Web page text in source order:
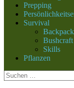
Prepping
Survival
Bushcraft
Skills
Pflanzen
Suchen
nach: